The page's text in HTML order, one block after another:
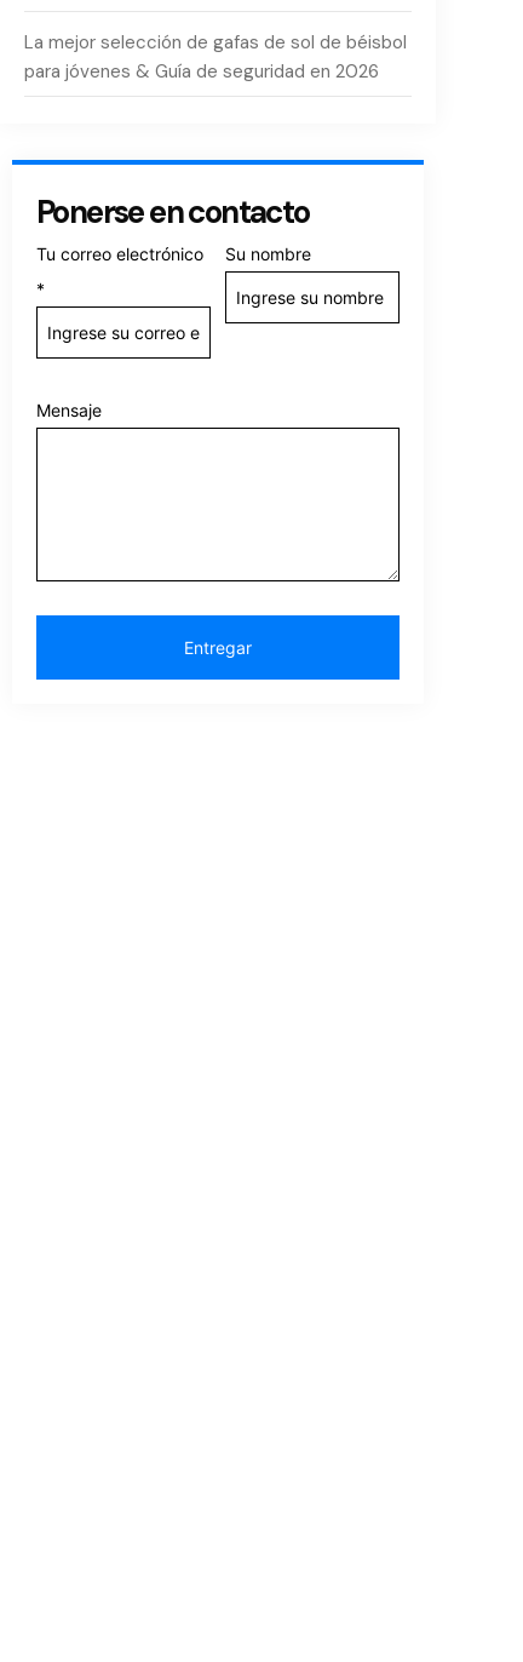
La mejor selección de gafas de sol de béisbol
para jóvenes & Guía de seguridad en 2026
Ponerse en contacto
Tu correo electrónico
*
Su nombre
Mensaje
Entregar